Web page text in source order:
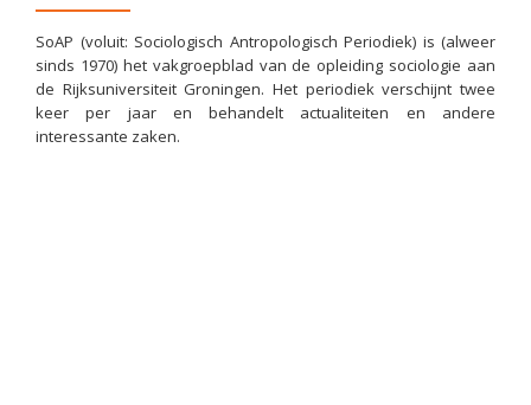
SoAP (voluit: Sociologisch Antropologisch Periodiek) is (alweer
sinds 1970) het vakgroepblad van de opleiding sociologie aan
de Rijksuniversiteit Groningen. Het periodiek verschijnt twee
keer per jaar en behandelt actualiteiten en andere
interessante zaken.